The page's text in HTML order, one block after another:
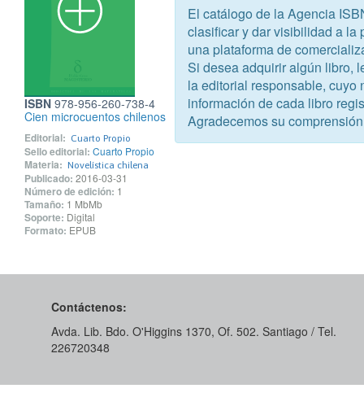
ISBN 978-956-260-738-4
Cien microcuentos chilenos
Editorial: Cuarto Propio
Sello editorial: Cuarto Propio
Materia: Novelística chilena
Publicado: 2016-03-31
Número de edición: 1
Tamaño: 1 MbMb
Soporte: Digital
Formato: EPUB
Contáctenos:
Avda. Lib. Bdo. O'Higgins 1370, Of. 502. Santiago / Tel.
226720348
El catálogo de la Agencia
clasificar y dar visibilidad a la
una plataforma de
Si desea adquirir algún libro,
la editorial responsable, cuyo
información de cada libro
Agradecemos su